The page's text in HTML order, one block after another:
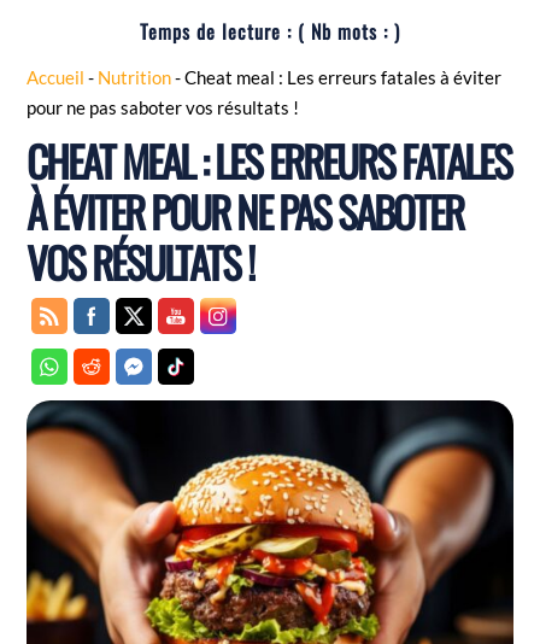
Temps de lecture : ( Nb mots : )
Accueil - Nutrition-Cheat meal : Les erreurs fatales à éviter
pour ne pas saboter vos résultats !
CHEAT MEAL : LES ERREURS FATALES
À ÉVITER POUR NE PAS SABOTER
VOS RÉSULTATS !